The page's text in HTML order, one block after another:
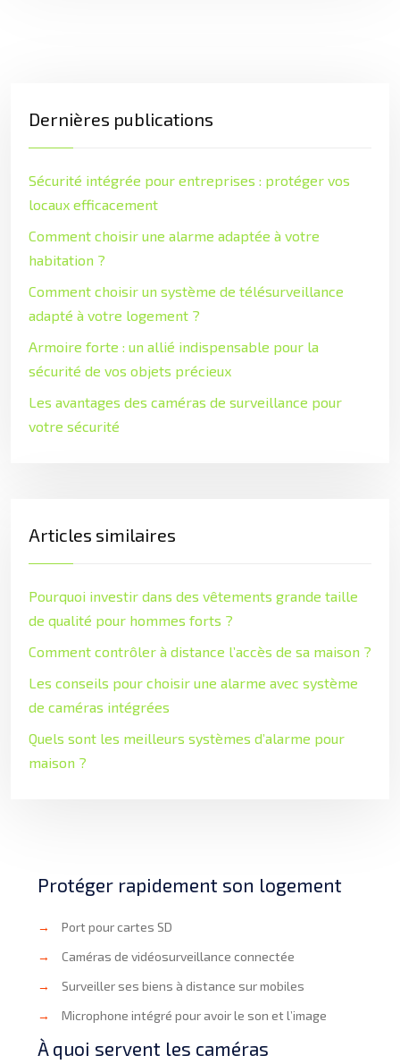
Dernières publications
Sécurité intégrée pour entreprises : protéger vos
locaux efficacement
Comment choisir une alarme adaptée à votre
habitation ?
Comment choisir un système de télésurveillance
adapté à votre logement ?
Armoire forte : un allié indispensable pour la
sécurité de vos objets précieux
Les avantages des caméras de surveillance pour
votre sécurité
Articles similaires
Pourquoi investir dans des vêtements grande taille
de qualité pour hommes forts ?
Comment contrôler à distance l’accès de sa maison ?
Les conseils pour choisir une alarme avec système
de caméras intégrées
Quels sont les meilleurs systèmes d’alarme pour
maison ?
Protéger rapidement son logement
→
Port pour cartes SD
→
Caméras de vidéosurveillance connectée
→
Surveiller ses biens à distance sur mobiles
→
Microphone intégré pour avoir le son et l’image
À quoi servent les caméras